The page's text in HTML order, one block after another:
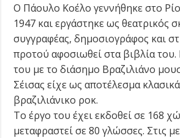
Ο Πάουλο Κοέλο γεννήθηκε στο
1947 και εργάστηκε ως θεατρικός
συγγραφέας, δημοσιογράφος και
προτού αφοσιωθεί στα βιβλία
του με το διάσημο Βραζιλιάνο
Σέισας είχε ως αποτέλεσμα
βραζιλιάνικο ροκ.
Το έργο του έχει εκδοθεί σε 168
μεταφραστεί σε 80 γλώσσες. Στις